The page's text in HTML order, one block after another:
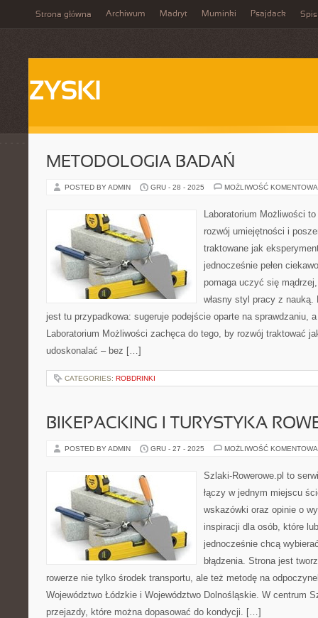
Strona główna Archiwum Madryt Muminki Psajdack Spis
ZYSKI
METODOLOGIA BADAŃ
POSTED BY ADMIN GRU - 28 - 2025 MOŻLIWOŚĆ
Laboratorium Możliwości
rozwój umiejętności i
traktowane jak
jednocześnie pełen
pomaga uczyć się
własny styl pracy z nauką.
jest tu przypadkowa: sugeruje podejście oparte na sprawdzaniu,
Laboratorium Możliwości zachęca do tego, by rozwój traktować
udoskonalać – bez […]
CATEGORIES: ROBDRINKI
BIKEPACKING I TURYSTYKA
POSTED BY ADMIN GRU - 27 - 2025 MOŻLIWOŚĆ
Szlaki-Rowerowe.pl to
łączy w jednym miejscu
wskazówki oraz opinie o
inspiracji dla osób, które
jednocześnie chcą
błądzenia. Strona jest
rowerze nie tylko środek transportu, ale też metodę na
Województwo Łódzkie i Województwo Dolnośląskie. W centrum
przejazdy, które można dopasować do kondycji. […]